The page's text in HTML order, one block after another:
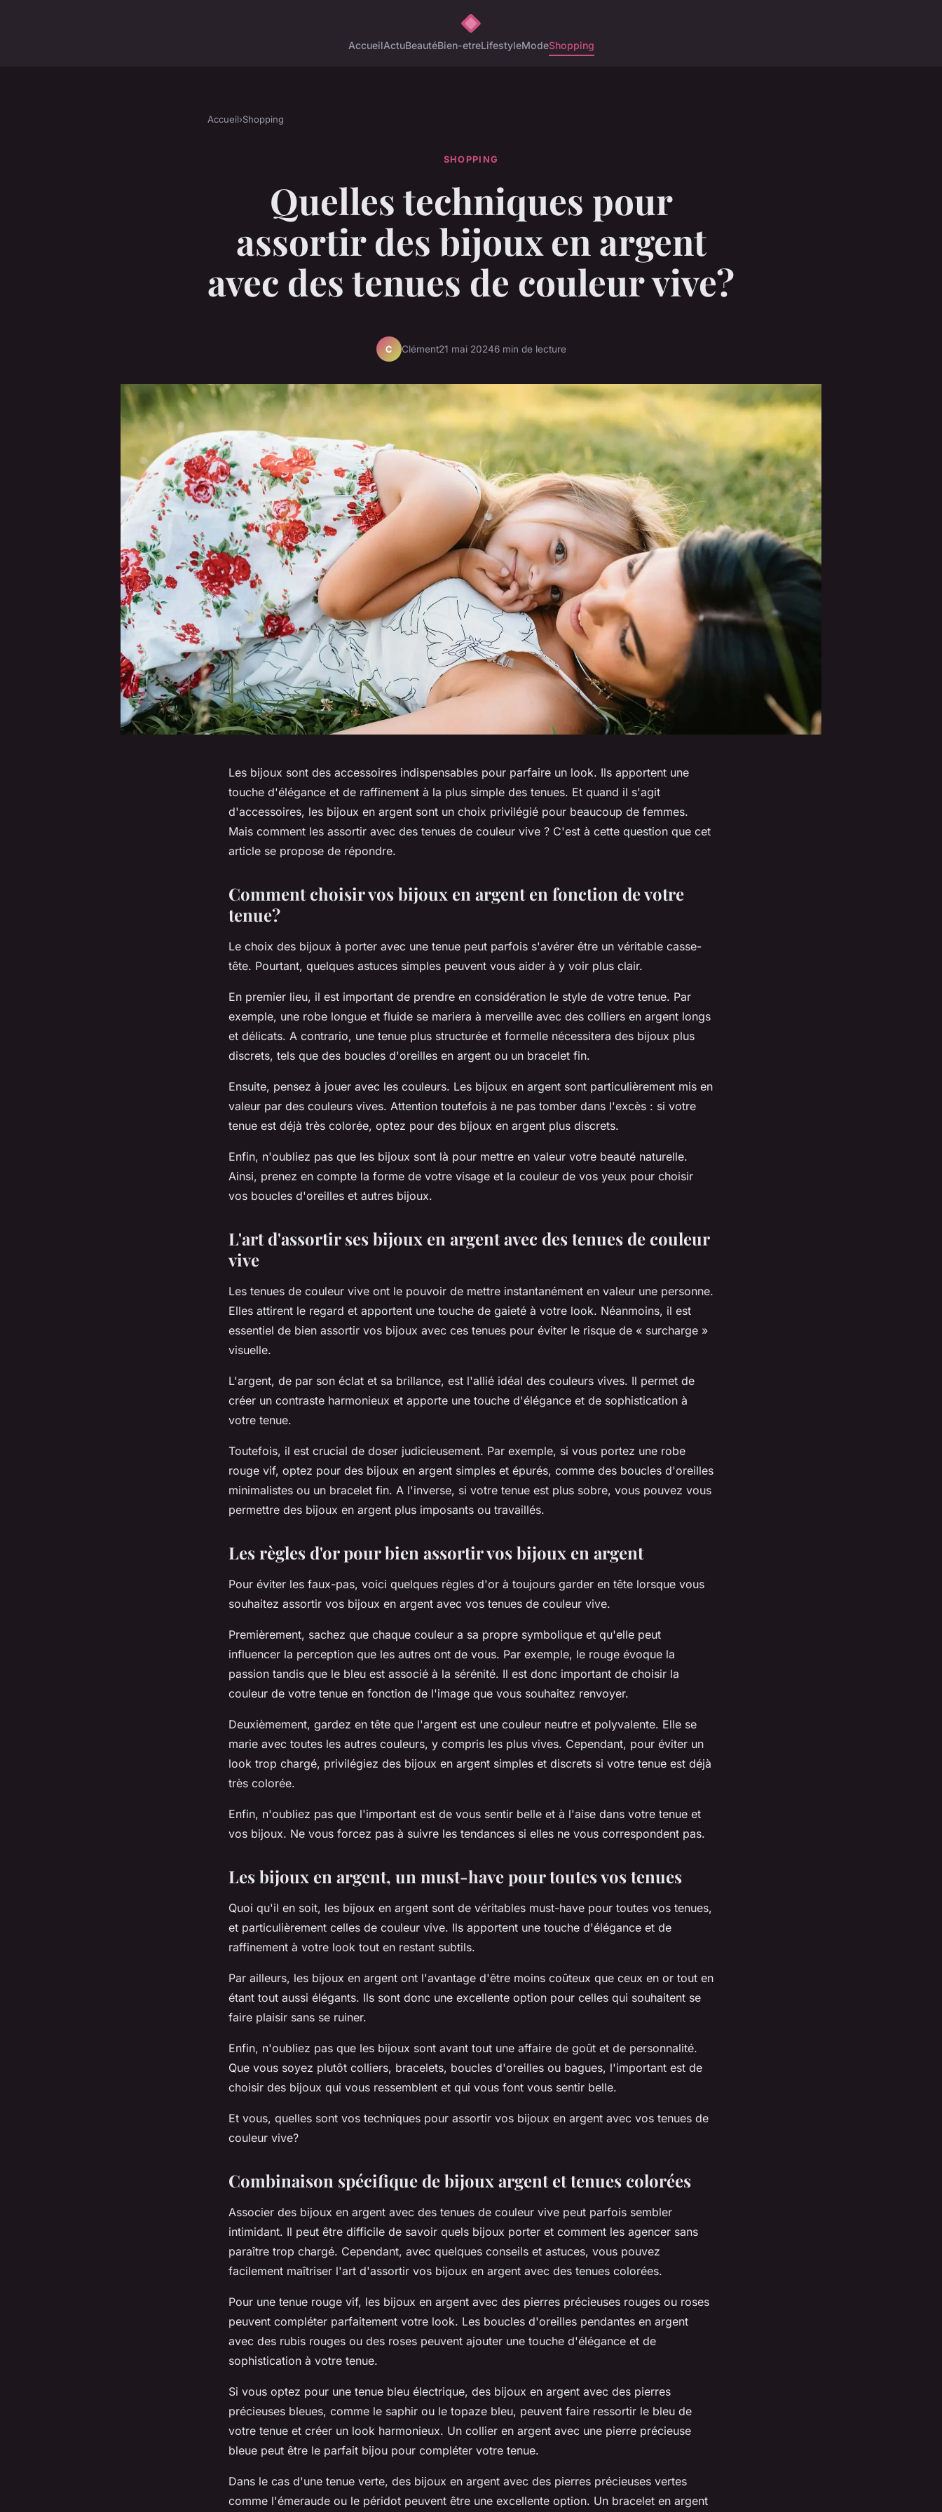
AccueilActuBeautéBien-etreLifestyleModeShopping
Accueil›Shopping
SHOPPING
Quelles techniques pour
assortir des bijoux en argent
avec des tenues de couleur vive?
C Clément21 mai 20246 min de lecture
Les bijoux sont des accessoires indispensables pour parfaire un look. Ils apportent une
touche d'élégance et de raffinement à la plus simple des tenues. Et quand il s'agit
d'accessoires, les bijoux en argent sont un choix privilégié pour beaucoup de femmes.
Mais comment les assortir avec des tenues de couleur vive ? C'est à cette question que cet
article se propose de répondre.
Comment choisir vos bijoux en argent en fonction de votre
tenue?
Le choix des bijoux à porter avec une tenue peut parfois s'avérer être un véritable casse-
tête. Pourtant, quelques astuces simples peuvent vous aider à y voir plus clair.
En premier lieu, il est important de prendre en considération le style de votre tenue. Par
exemple, une robe longue et fluide se mariera à merveille avec des colliers en argent longs
et délicats. A contrario, une tenue plus structurée et formelle nécessitera des bijoux plus
discrets, tels que des boucles d'oreilles en argent ou un bracelet fin.
Ensuite, pensez à jouer avec les couleurs. Les bijoux en argent sont particulièrement mis en
valeur par des couleurs vives. Attention toutefois à ne pas tomber dans l'excès : si votre
tenue est déjà très colorée, optez pour des bijoux en argent plus discrets.
Enfin, n'oubliez pas que les bijoux sont là pour mettre en valeur votre beauté naturelle.
Ainsi, prenez en compte la forme de votre visage et la couleur de vos yeux pour choisir
vos boucles d'oreilles et autres bijoux.
L'art d'assortir ses bijoux en argent avec des tenues de couleur
vive
Les tenues de couleur vive ont le pouvoir de mettre instantanément en valeur une personne.
Elles attirent le regard et apportent une touche de gaieté à votre look. Néanmoins, il est
essentiel de bien assortir vos bijoux avec ces tenues pour éviter le risque de « surcharge »
visuelle.
L'argent, de par son éclat et sa brillance, est l'allié idéal des couleurs vives. Il permet de
créer un contraste harmonieux et apporte une touche d'élégance et de sophistication à
votre tenue.
Toutefois, il est crucial de doser judicieusement. Par exemple, si vous portez une robe
rouge vif, optez pour des bijoux en argent simples et épurés, comme des boucles d'oreilles
minimalistes ou un bracelet fin. A l'inverse, si votre tenue est plus sobre, vous pouvez vous
permettre des bijoux en argent plus imposants ou travaillés.
Les règles d'or pour bien assortir vos bijoux en argent
Pour éviter les faux-pas, voici quelques règles d'or à toujours garder en tête lorsque vous
souhaitez assortir vos bijoux en argent avec vos tenues de couleur vive.
Premièrement, sachez que chaque couleur a sa propre symbolique et qu'elle peut
influencer la perception que les autres ont de vous. Par exemple, le rouge évoque la
passion tandis que le bleu est associé à la sérénité. Il est donc important de choisir la
couleur de votre tenue en fonction de l'image que vous souhaitez renvoyer.
Deuxièmement, gardez en tête que l'argent est une couleur neutre et polyvalente. Elle se
marie avec toutes les autres couleurs, y compris les plus vives. Cependant, pour éviter un
look trop chargé, privilégiez des bijoux en argent simples et discrets si votre tenue est déjà
très colorée.
Enfin, n'oubliez pas que l'important est de vous sentir belle et à l'aise dans votre tenue et
vos bijoux. Ne vous forcez pas à suivre les tendances si elles ne vous correspondent pas.
Les bijoux en argent, un must-have pour toutes vos tenues
Quoi qu'il en soit, les bijoux en argent sont de véritables must-have pour toutes vos tenues,
et particulièrement celles de couleur vive. Ils apportent une touche d'élégance et de
raffinement à votre look tout en restant subtils.
Par ailleurs, les bijoux en argent ont l'avantage d'être moins coûteux que ceux en or tout en
étant tout aussi élégants. Ils sont donc une excellente option pour celles qui souhaitent se
faire plaisir sans se ruiner.
Enfin, n'oubliez pas que les bijoux sont avant tout une affaire de goût et de personnalité.
Que vous soyez plutôt colliers, bracelets, boucles d'oreilles ou bagues, l'important est de
choisir des bijoux qui vous ressemblent et qui vous font vous sentir belle.
Et vous, quelles sont vos techniques pour assortir vos bijoux en argent avec vos tenues de
couleur vive?
Combinaison spécifique de bijoux argent et tenues colorées
Associer des bijoux en argent avec des tenues de couleur vive peut parfois sembler
intimidant. Il peut être difficile de savoir quels bijoux porter et comment les agencer sans
paraître trop chargé. Cependant, avec quelques conseils et astuces, vous pouvez
facilement maîtriser l'art d'assortir vos bijoux en argent avec des tenues colorées.
Pour une tenue rouge vif, les bijoux en argent avec des pierres précieuses rouges ou roses
peuvent compléter parfaitement votre look. Les boucles d'oreilles pendantes en argent
avec des rubis rouges ou des roses peuvent ajouter une touche d'élégance et de
sophistication à votre tenue.
Si vous optez pour une tenue bleu électrique, des bijoux en argent avec des pierres
précieuses bleues, comme le saphir ou le topaze bleu, peuvent faire ressortir le bleu de
votre tenue et créer un look harmonieux. Un collier en argent avec une pierre précieuse
bleue peut être le parfait bijou pour compléter votre tenue.
Dans le cas d'une tenue verte, des bijoux en argent avec des pierres précieuses vertes
comme l'émeraude ou le péridot peuvent être une excellente option. Un bracelet en argent